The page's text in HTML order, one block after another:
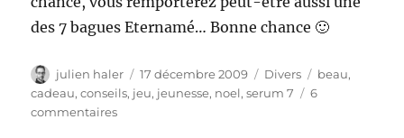
des 7 bagues Eternamé… Bonne chance 🙂
Auteur
julien haler
Publié
le
17 décembre 2009 Catégories
Divers Étiquettes
beau,
cadeau,conseils, jeu, jeunesse, noel,serum 7
6
commentairessur